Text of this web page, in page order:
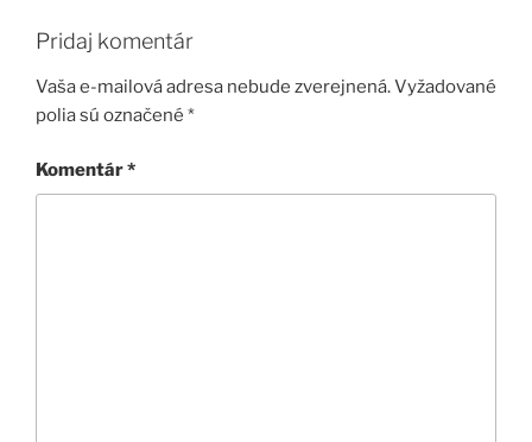
Pridaj komentár
Vaša e-mailová adresa nebude zverejnená.Vyžadované
polia sú označené *
Komentár*